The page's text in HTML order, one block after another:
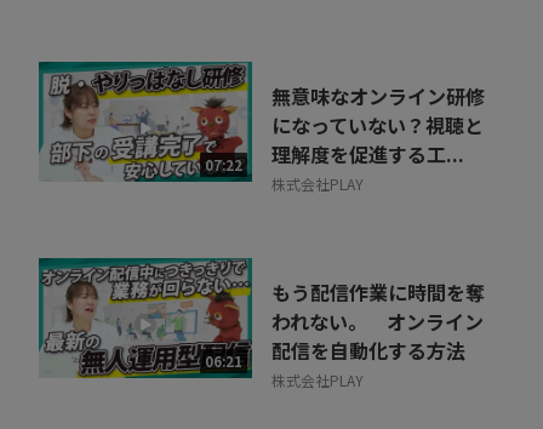
07:22
無意味なオンライン研修
になっていない？視聴と
理解度を促進する工...
株式会社PLAY
06:21
もう配信作業に時間を奪
われない。 オンライン
配信を自動化する方法
株式会社PLAY